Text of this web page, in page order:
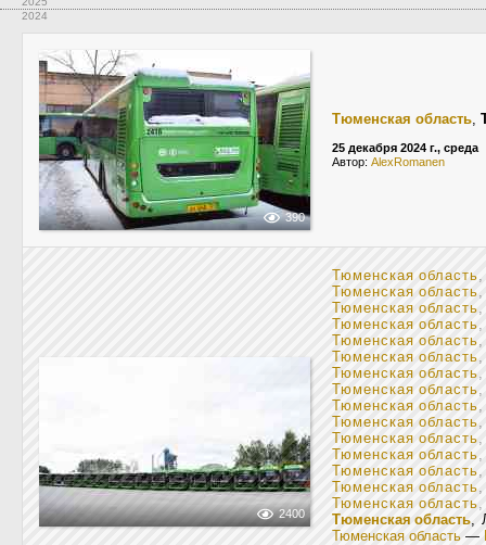
2024
390
Тюменская область,
25 декабря 2024 г., среда
Автор: AlexRomanen
2400
Тюменская область
Тюменская область
Тюменская область,
Тюменская область
Тюменская область
Тюменская область
Тюменская область
Тюменская область
Тюменская область
Тюменская область,
Тюменская область,
Тюменская область,
Тюменская область,
Тюменская область,
Тюменская область,
Тюменская область,
Тюменская область —